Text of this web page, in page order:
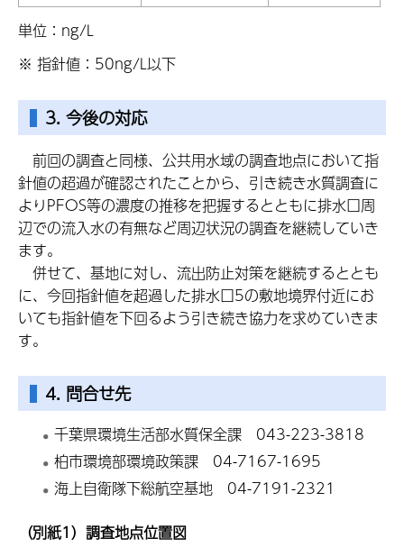
単位：ng/L
※ 指針値：50ng/L以下
3. 今後の対応
前回の調査と同様、公共用水域の調査地点において指
針値の超過が確認されたことから、引き続き水質調査に
よりPFOS等の濃度の推移を把握するとともに排水口周
辺での流入水の有無など周辺状況の調査を継続していき
ます。
併せて、基地に対し、流出防止対策を継続するととも
に、今回指針値を超過した排水口5の敷地境界付近にお
いても指針値を下回るよう引き続き協力を求めていきま
す。
4. 問合せ先
千葉県環境生活部水質保全課 043-223-3818
柏市環境部環境政策課 04-7167-1695
海上自衛隊下総航空基地 04-7191-2321
（別紙1）調査地点位置図